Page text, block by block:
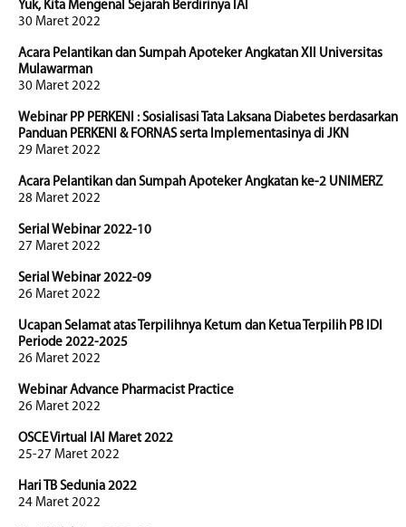
Yuk, Kita Mengenal Sejarah Berdirinya IAI
30 Maret 2022
Acara Pelantikan dan Sumpah Apoteker Angkatan XII Universitas
Mulawarman
30 Maret 2022
Webinar PP PERKENI : Sosialisasi Tata Laksana Diabetes berdasarkan
Panduan PERKENI & FORNAS serta Implementasinya di JKN
29 Maret 2022
Acara Pelantikan dan Sumpah Apoteker Angkatan ke-2 UNIMERZ
28 Maret 2022
Serial Webinar 2022-10
27 Maret 2022
Serial Webinar 2022-09
26 Maret 2022
Ucapan Selamat atas Terpilihnya Ketum dan Ketua Terpilih PB IDI
Periode 2022-2025
26 Maret 2022
Webinar Advance Pharmacist Practice
26 Maret 2022
OSCE Virtual IAI Maret 2022
25-27 Maret 2022
Hari TB Sedunia 2022
24 Maret 2022